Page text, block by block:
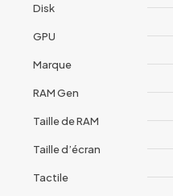
Disk
GPU
Marque
RAM Gen
Taille de RAM
Taille d’écran
Tactile